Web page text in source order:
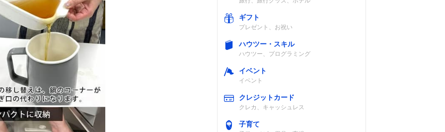
ギフト
プレゼント、お祝い
ハウツー・スキル
ハウツー、プログラミング
イベント
イベント
クレジットカード
クレカ、キャッシュレス
子育て